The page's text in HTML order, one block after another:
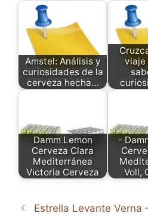
Amstel: Análisis y
curiosidades de la
cerveza hecha…
viaje
Damm Lemon
Cerveza Clara
Mediterránea
Victoria Cerveza
-
Voll,
Estrella Levante Verna